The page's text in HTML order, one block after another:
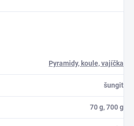
Pyramidy, koule, vajíčka
šungit
70 g, 700 g